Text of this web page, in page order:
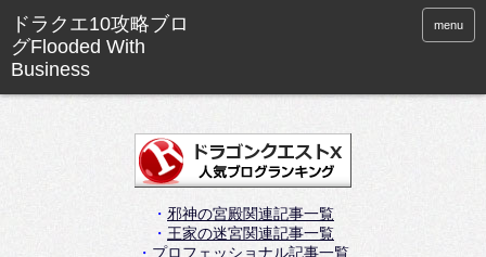
menu
・ 邪神の宮殿関連記事一覧
・ 王家の迷宮関連記事一覧
・ プロフェッショナル記事一覧